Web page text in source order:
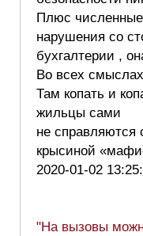
Плюс численные
нарушения со
бухгалтерии ,
Во всех
Там копать и
жильцы сами
не справляются
крысиной
2020-01-02
"На вызовы